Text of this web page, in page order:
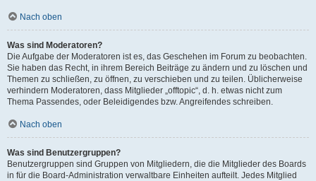
Nach oben
Was sind Moderatoren?
Die Aufgabe der Moderatoren ist es, das Geschehen im Forum zu beobachten.
Sie haben das Recht, in ihrem Bereich Beiträge zu ändern und zu löschen und
Themen zu schließen, zu öffnen, zu verschieben und zu teilen. Üblicherweise
verhindern Moderatoren, dass Mitglieder „offtopic“, d. h. etwas nicht zum
Thema Passendes, oder Beleidigendes bzw. Angreifendes schreiben.
Nach oben
Was sind Benutzergruppen?
Benutzergruppen sind Gruppen von Mitgliedern, die die Mitglieder des Boards
in für die Board-Administration verwaltbare Einheiten aufteilt. Jedes Mitglied